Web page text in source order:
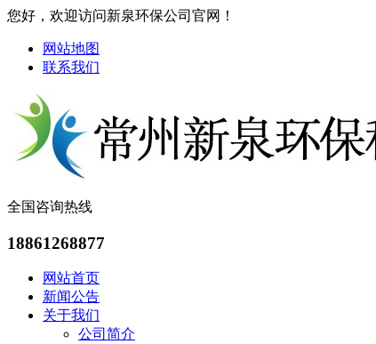
您好，欢迎访问新泉环保公司官网！
网站地图
联系我们
全国咨询热线
18861268877
网站首页
新闻公告
关于我们
公司简介